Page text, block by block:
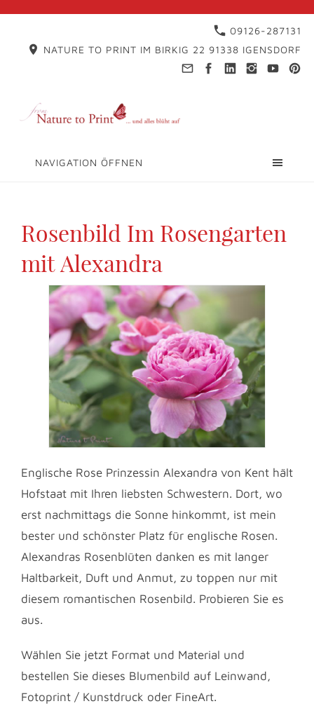
09126-287131
NATURE TO PRINT IM BIRKIG 22 91338 IGENSDORF
NAVIGATION ÖFFNEN
Rosenbild Im Rosengarten
mit Alexandra
Englische Rose Prinzessin Alexandra von Kent hält
Hofstaat mit Ihren liebsten Schwestern. Dort, wo
erst nachmittags die Sonne hinkommt, ist mein
bester und schönster Platz für englische Rosen.
Alexandras Rosenblüten danken es mit langer
Haltbarkeit, Duft und Anmut, zu toppen nur mit
diesem romantischen Rosenbild. Probieren Sie es
aus.
Wählen Sie jetzt Format und Material und
bestellen Sie dieses Blumenbild auf Leinwand,
Fotoprint / Kunstdruck oder FineArt.